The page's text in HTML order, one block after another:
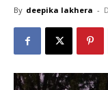
By deepika lakhera -